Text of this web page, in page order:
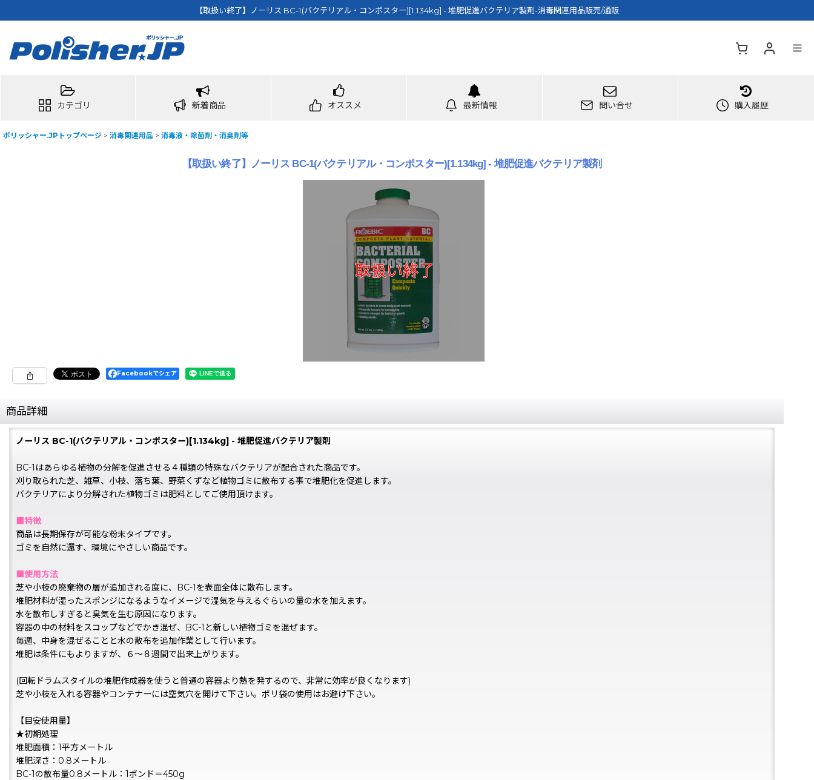
【取扱い終了】ノーリス BC-1(バクテリアル・コンポスター)[1.134kg] - 堆肥促進バクテリア製剤-消毒関連用品販売/通販
カテゴリ 新着商品 オススメ 最新情報 問い合せ 購入履歴
ポリッシャー.JPトップページ > 消毒関連用品 > 消毒液・除菌剤・消臭剤等
【取扱い終了】ノーリス BC-1(バクテリアル・コンポスター)[1.134kg] - 堆肥促進バクテリア製剤
Facebookでシェア
商品詳細
ノーリス BC-1(バクテリアル・コンポスター)[1.134kg] - 堆肥促進バクテリア製剤
BC-1はあらゆる植物の分解を促進させる４種類の特殊なバクテリアが配合された商品です。
刈り取られた芝、雑草、小枝、落ち葉、野菜くずなど植物ゴミに散布する事で堆肥化を促進します。
バクテリアにより分解された植物ゴミは肥料としてご使用頂けます。
■特徴
商品は長期保存が可能な粉末タイプです。
ゴミを自然に還す、環境にやさしい商品です。
■使用方法
芝や小枝の廃棄物の層が追加される度に、BC-1を表面全体に散布します。
堆肥材料が湿ったスポンジになるようなイメージで湿気を与えるぐらいの量の水を加えます。
水を散布しすぎると臭気を生む原因になります。
容器の中の材料をスコップなどでかき混ぜ、BC-1と新しい植物ゴミを混ぜます。
毎週、中身を混ぜることと水の散布を追加作業として行います。
堆肥は条件にもよりますが、６〜８週間で出来上がります。
(回転ドラムスタイルの堆肥作成器を使うと普通の容器より熱を発するので、非常に効率が良くなります)
芝や小枝を入れる容器やコンテナーには空気穴を開けて下さい。ポリ袋の使用はお避け下さい。
【目安使用量】
★初期処理
堆肥面積：1平方メートル
堆肥深さ：0.8メートル
BC-1の散布量0.8メートル：1ポンド＝450g